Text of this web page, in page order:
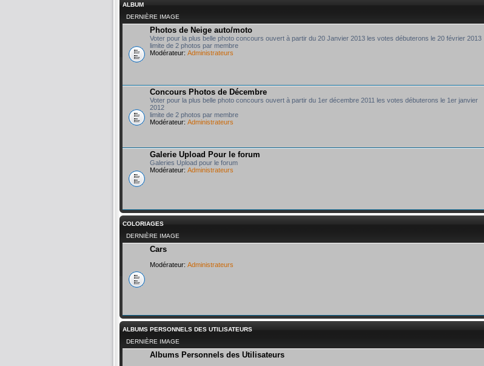
ALBUM
DERNIÈRE IMAGE
Photos de Neige auto/moto
Voter pour la plus belle photo concours ouvert à partir du 20 Janvier 2013 les votes débuterons le 20 février 2013
limite de 2 photos par membre
Modérateur: Administrateurs
Concours Photos de Décembre
Voter pour la plus belle photo concours ouvert à partir du 1er décembre 2011 les votes débuterons le 1er janvier
2012
limite de 2 photos par membre
Modérateur: Administrateurs
Galerie Upload Pour le forum
Galeries Upload pour le forum
Modérateur: Administrateurs
COLORIAGES
DERNIÈRE IMAGE
Cars
Modérateur: Administrateurs
ALBUMS PERSONNELS DES UTILISATEURS
DERNIÈRE IMAGE
Albums Personnels des Utilisateurs